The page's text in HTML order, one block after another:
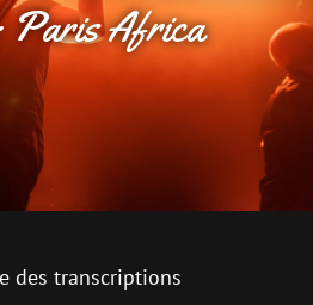
Paris Africa
des transcriptions